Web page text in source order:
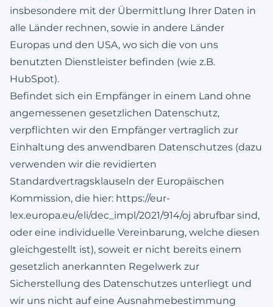
insbesondere mit der Übermittlung Ihrer Daten in
alle Länder rechnen, sowie in andere Länder
Europas und den USA, wo sich die von uns
benutzten Dienstleister befinden (wie z.B.
HubSpot).
Befindet sich ein Empfänger in einem Land ohne
angemessenen gesetzlichen Datenschutz,
verpflichten wir den Empfänger vertraglich zur
Einhaltung des anwendbaren Datenschutzes (dazu
verwenden wir die revidierten
Standardvertragsklauseln der Europäischen
Kommission, die hier: https://eur-
lex.europa.eu/eli/dec_impl/2021/914/oj abrufbar sind,
oder eine individuelle Vereinbarung, welche diesen
gleichgestellt ist), soweit er nicht bereits einem
gesetzlich anerkannten Regelwerk zur
Sicherstellung des Datenschutzes unterliegt und
wir uns nicht auf eine Ausnahmebestimmung